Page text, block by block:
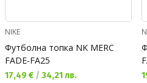
NIKE
Футболна топка NK MERC
FADE-FA25
Текуща цена:
17,49 € / 34,21 лв.